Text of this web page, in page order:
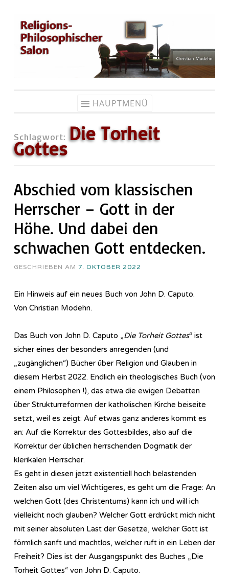
Zum
Inhalt
springen
HAUPTMENÜ
Schlagwort: Die Torheit
Gottes
Abschied vom klassischen
Herrscher – Gott in der
Höhe. Und dabei den
schwachen Gott entdecken.
GESCHRIEBEN AM 7. OKTOBER 2022
Ein Hinweis auf ein neues Buch von John D. Caputo.
Von Christian Modehn.
Das Buch von John D. Caputo „Die Torheit Gottes“ ist
sicher eines der besonders anregenden (und
„zugänglichen“) Bücher über Religion und Glauben in
diesem Herbst 2022. Endlich ein theologisches Buch (von
einem Philosophen !), das etwa die ewigen Debatten
über Strukturreformen der katholischen Kirche beiseite
setzt, weil es zeigt: Auf etwas ganz anderes kommt es
an: Auf die Korrektur des Gottesbildes, also auf die
Korrektur der üblichen herrschenden Dogmatik der
klerikalen Herrscher.
Es geht in diesen jetzt existentiell hoch belastenden
Zeiten also um viel Wichtigeres, es geht um die Frage: An
welchen Gott (des Christentums) kann ich und will ich
vielleicht noch glauben? Welcher Gott erdrückt mich nicht
mit seiner absoluten Last der Gesetze, welcher Gott ist
förmlich sanft und machtlos, welcher ruft in ein Leben der
Freiheit? Dies ist der Ausgangspunkt des Buches „Die
Torheit Gottes“ von John D. Caputo.